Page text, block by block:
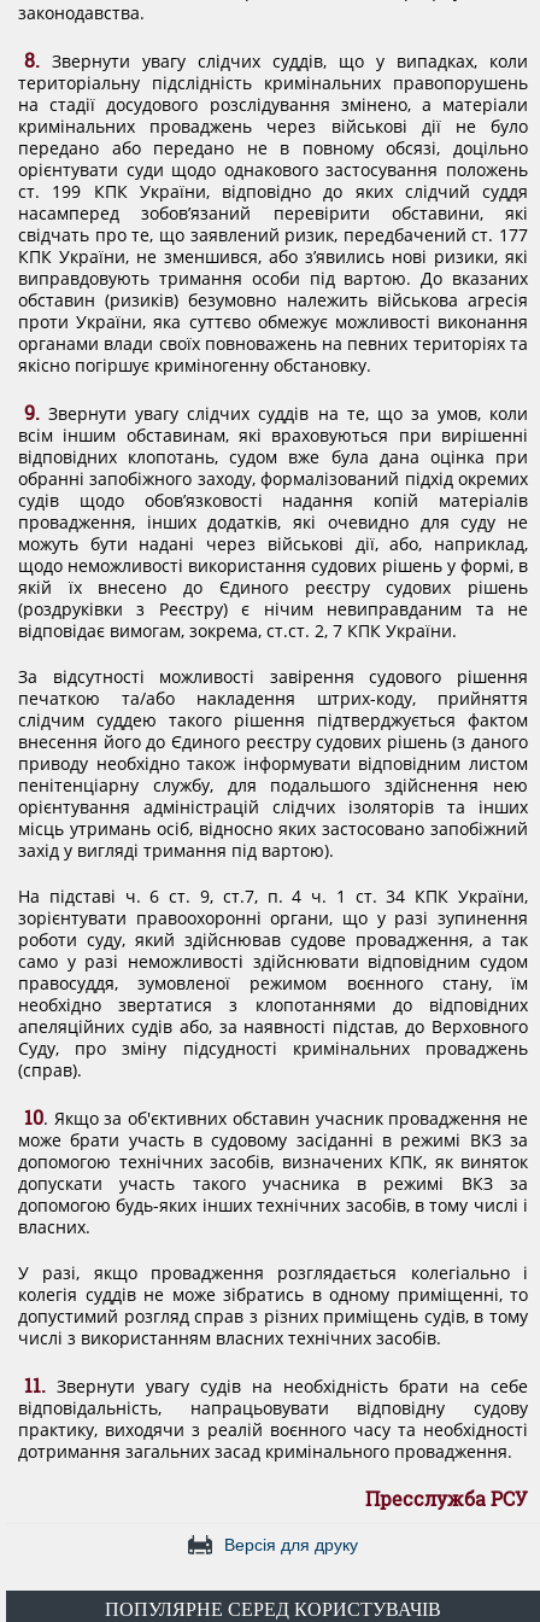
законодавства.
8. Звернути увагу слідчих суддів, що у випадках, коли
територіальну підслідність кримінальних правопорушень
на стадії досудового розслідування змінено, а матеріали
кримінальних проваджень через військові дії не було
передано або передано не в повному обсязі, доцільно
орієнтувати суди щодо однакового застосування положень
ст. 199 КПК України, відповідно до яких слідчий суддя
насамперед зобов’язаний перевірити обставини, які
свідчать про те, що заявлений ризик, передбачений ст. 177
КПК України, не зменшився, або з’явились нові ризики, які
виправдовують тримання особи під вартою. До вказаних
обставин (ризиків) безумовно належить військова агресія
проти України, яка суттєво обмежує можливості виконання
органами влади своїх повноважень на певних територіях та
якісно погіршує криміногенну обстановку.
9. Звернути увагу слідчих суддів на те, що за умов, коли
всім іншим обставинам, які враховуються при вирішенні
відповідних клопотань, судом вже була дана оцінка при
обранні запобіжного заходу, формалізований підхід окремих
судів щодо обов’язковості надання копій матеріалів
провадження, інших додатків, які очевидно для суду не
можуть бути надані через військові дії, або, наприклад,
щодо неможливості використання судових рішень у формі, в
якій їх внесено до Єдиного реєстру судових рішень
(роздруківки з Реєстру) є нічим невиправданим та не
відповідає вимогам, зокрема, ст.ст. 2, 7 КПК України.
За відсутності можливості завірення судового рішення
печаткою та/або накладення штрих-коду, прийняття
слідчим суддею такого рішення підтверджується фактом
внесення його до Єдиного реєстру судових рішень (з даного
приводу необхідно також інформувати відповідним листом
пенітенціарну службу, для подальшого здійснення нею
орієнтування адміністрацій слідчих ізоляторів та інших
місць утримань осіб, відносно яких застосовано запобіжний
захід у вигляді тримання під вартою).
На підставі ч. 6 ст. 9, ст.7, п. 4 ч. 1 ст. 34 КПК України,
зорієнтувати правоохоронні органи, що у разі зупинення
роботи суду, який здійснював судове провадження, а так
само у разі неможливості здійснювати відповідним судом
правосуддя, зумовленої режимом воєнного стану, їм
необхідно звертатися з клопотаннями до відповідних
апеляційних судів або, за наявності підстав, до Верховного
Суду, про зміну підсудності кримінальних проваджень
(справ).
10. Якщо за об'єктивних обставин учасник провадження не
може брати участь в судовому засіданні в режимі ВКЗ за
допомогою технічних засобів, визначених КПК, як виняток
допускати участь такого учасника в режимі ВКЗ за
допомогою будь-яких інших технічних засобів, в тому числі і
власних.
У разі, якщо провадження розглядається колегіально і
колегія суддів не може зібратись в одному приміщенні, то
допустимий розгляд справ з різних приміщень судів, в тому
числі з використанням власних технічних засобів.
11. Звернути увагу судів на необхідність брати на себе
відповідальність, напрацьовувати відповідну судову
практику, виходячи з реалій воєнного часу та необхідності
дотримання загальних засад кримінального провадження.
Пресслужба РСУ
Версія для друку
ПОПУЛЯРНЕ СЕРЕД КОРИСТУВАЧІВ